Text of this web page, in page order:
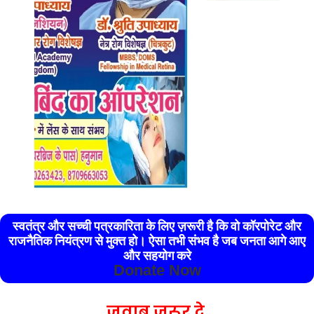
स्वतंत्र और सच्ची पत्रकारिता के लिए ज़रूरी है कि वो कॉरपोरेट और
राजनैतिक नियंत्रण से मुक्त हो। ऐसा तभी संभव है जब जनता आगे आए
और सहयोग करे
Donate Now